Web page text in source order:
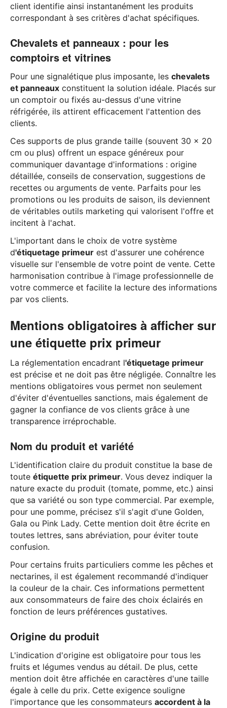
client identifie ainsi instantanément les produits
correspondant à ses critères d'achat spécifiques.
Chevalets et panneaux : pour les
comptoirs et vitrines
Pour une signalétique plus imposante, les chevalets
et panneaux constituent la solution idéale. Placés sur
un comptoir ou fixés au-dessus d'une vitrine
réfrigérée, ils attirent efficacement l'attention des
clients.
Ces supports de plus grande taille (souvent 30 x 20
cm ou plus) offrent un espace généreux pour
communiquer davantage d'informations : origine
détaillée, conseils de conservation, suggestions de
recettes ou arguments de vente. Parfaits pour les
promotions ou les produits de saison, ils deviennent
de véritables outils marketing qui valorisent l'offre et
incitent à l'achat.
L'important dans le choix de votre système
d'étiquetage primeur est d'assurer une cohérence
visuelle sur l'ensemble de votre point de vente. Cette
harmonisation contribue à l'image professionnelle de
votre commerce et facilite la lecture des informations
par vos clients.
Mentions obligatoires à afficher sur
une étiquette prix primeur
La réglementation encadrant l'étiquetage primeur
est précise et ne doit pas être négligée. Connaître les
mentions obligatoires vous permet non seulement
d'éviter d'éventuelles sanctions, mais également de
gagner la confiance de vos clients grâce à une
transparence irréprochable.
Nom du produit et variété
L'identification claire du produit constitue la base de
toute étiquette prix primeur. Vous devez indiquer la
nature exacte du produit (tomate, pomme, etc.) ainsi
que sa variété ou son type commercial. Par exemple,
pour une pomme, précisez s'il s'agit d'une Golden,
Gala ou Pink Lady. Cette mention doit être écrite en
toutes lettres, sans abréviation, pour éviter toute
confusion.
Pour certains fruits particuliers comme les pêches et
nectarines, il est également recommandé d'indiquer
la couleur de la chair. Ces informations permettent
aux consommateurs de faire des choix éclairés en
fonction de leurs préférences gustatives.
Origine du produit
L'indication d'origine est obligatoire pour tous les
fruits et légumes vendus au détail. De plus, cette
mention doit être affichée en caractères d'une taille
égale à celle du prix. Cette exigence souligne
l'importance que les consommateurs accordent à la